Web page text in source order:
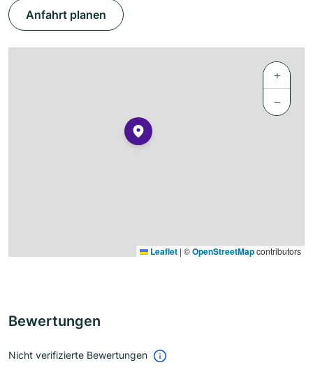
Anfahrt planen
+
−
Leaflet | ©OpenStreetMapcontributors
Bewertungen
Nicht verifizierte Bewertungen